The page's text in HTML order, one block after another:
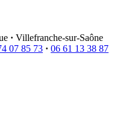
· Villefranche-sur-Saône
07 85 73 · 06 61 13 38 87